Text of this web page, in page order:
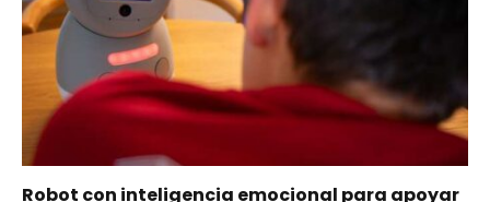
Robot con inteligencia emocional para apoyar